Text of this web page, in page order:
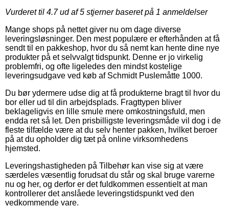
Vurderet til 4.7ud af 5 stjerner baseret på 1 anmeldelser
Mange shops på nettet giver nu om dage diverse
leveringsløsninger. Den mest populære er efterhånden at få
sendt til en pakkeshop, hvor du så nemt kan hente dine nye
produkter på et selvvalgt tidspunkt. Denne er jo virkelig
problemfri, og ofte ligeledes den mindst kostelige
leveringsudgave ved køb af Schmidt Puslemåtte 1000.
Du bør ydermere udse dig at få produkterne bragt til hvor du
bor eller ud til din arbejdsplads. Fragttypen bliver
beklageligvis en lille smule mere omkostningsfuld, men
endda ret så let. Den prisbilligste leveringsmåde vil dog i de
fleste tilfælde være at du selv henter pakken, hvilket beroer
på at du opholder dig tæt på online virksomhedens
hjemsted.
Leveringshastigheden på Tilbehør kan vise sig at være
særdeles væsentlig forudsat du står og skal bruge varerne
nu og her, og derfor er det fuldkommen essentielt at man
kontrollerer det anslåede leveringstidspunkt ved den
vedkommende vare.